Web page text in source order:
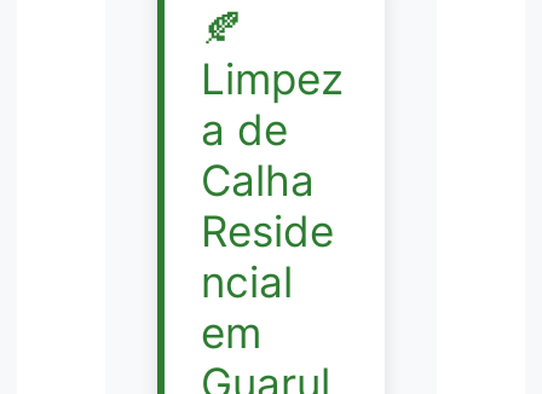
🍂
Limpez
a de
Calha
Reside
ncial
em
Guarul